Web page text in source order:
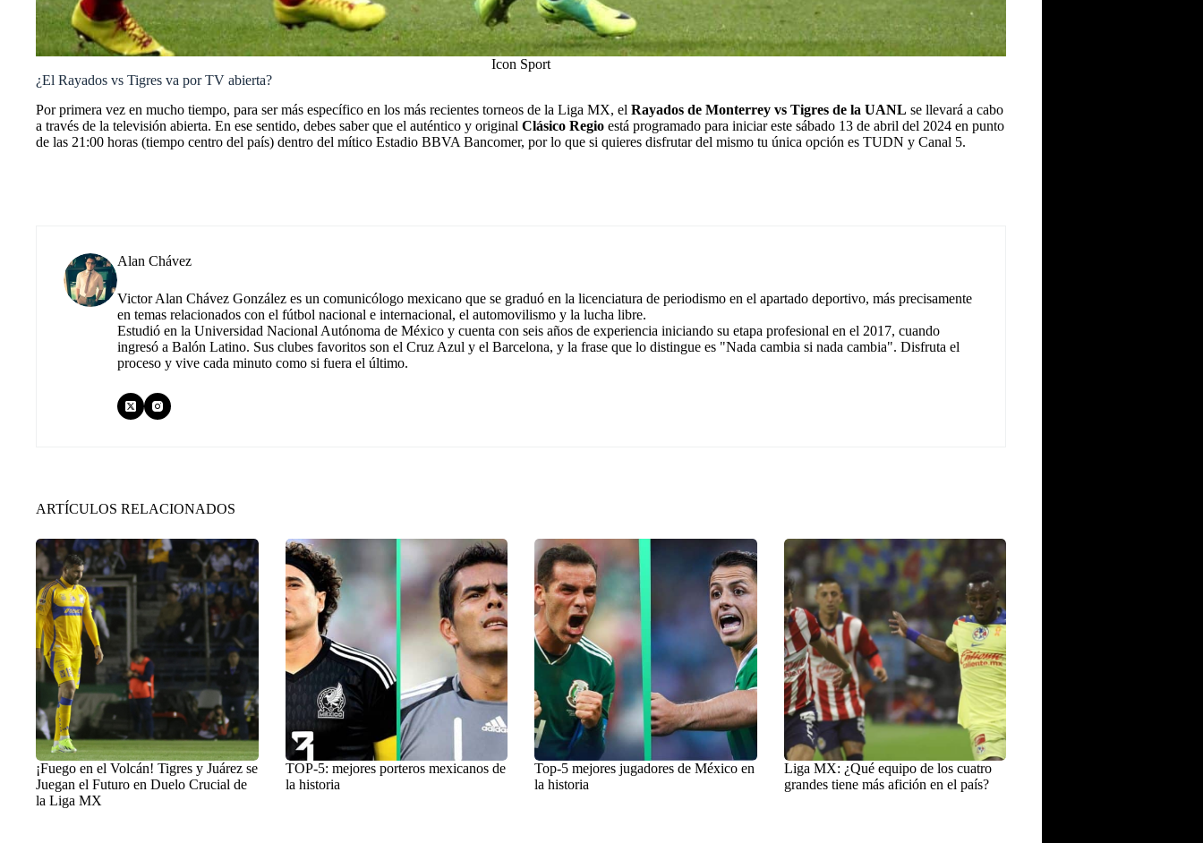
Icon Sport
¿El Rayados vs Tigres va por TV abierta?
Por primera vez en mucho tiempo, para ser más específico en los más recientes torneos de la Liga MX, el Rayados de Monterrey vs Tigres de la UANL se llevará a cabo
a través de la televisión abierta. En ese sentido, debes saber que el auténtico y original Clásico Regio está programado para iniciar este sábado 13 de abril del 2024 en punto
de las 21:00 horas (tiempo centro del país) dentro del mítico Estadio BBVA Bancomer, por lo que si quieres disfrutar del mismo tu única opción es TUDN y Canal 5.
Alan Chávez
Victor Alan Chávez González es un comunicólogo mexicano que se graduó en la licenciatura de periodismo en el apartado deportivo, más precisamente
en temas relacionados con el fútbol nacional e internacional, el automovilismo y la lucha libre.
Estudió en la Universidad Nacional Autónoma de México y cuenta con seis años de experiencia iniciando su etapa profesional en el 2017, cuando
ingresó a Balón Latino. Sus clubes favoritos son el Cruz Azul y el Barcelona, y la frase que lo distingue es "Nada cambia si nada cambia". Disfruta el
proceso y vive cada minuto como si fuera el último.
ARTÍCULOS RELACIONADOS
¡Fuego en el Volcán! Tigres y Juárez se
Juegan el Futuro en Duelo Crucial de
la Liga MX
TOP-5: mejores porteros mexicanos de
la historia
Top-5 mejores jugadores de México en
la historia
Liga MX: ¿Qué equipo de los cuatro
grandes tiene más afición en el país?